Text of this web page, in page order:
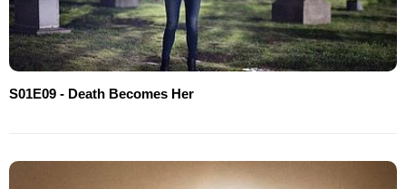
S01E09 - Death Becomes Her